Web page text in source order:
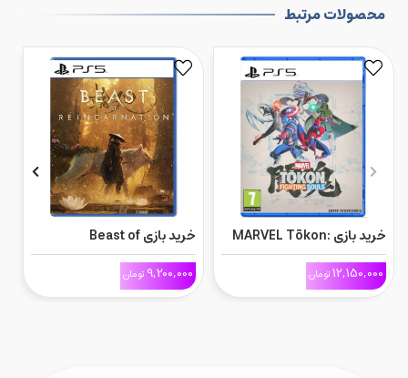
محصولات مرتبط
خرید بازی MARVEL Tōkon:
Fighting Souls برای Ps5
12,150,000تومان
خرید بازی Beast of
Reincarnation برای Ps5
9,200,000 تومان